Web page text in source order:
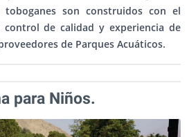
toboganes son construidos con el
control de calidad y experiencia de
de Parques Acuáticos.
para Niños.